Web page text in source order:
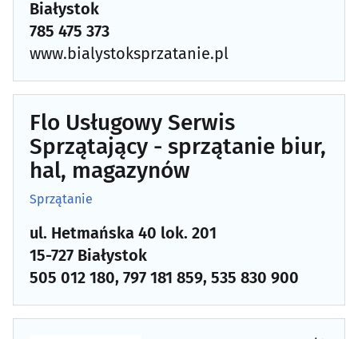
Odzież i konfekcja - producenci, hurtownie
Opieka - usługi(23)
Optyka(16)
Organizacja eventów, wesel i bankietów (12)
Ostrzenie narzędzi(3)
Piekarnie(14)
Pisanie, edycja i korekta tekstów(1)
Białystok
785 475 373
www.bialystoksprzatanie.pl
Flo Usługowy Serwis
Sprzątający - sprzątanie biur,
hal, magazynów
Sprzątanie
ul. Hetmańska 40 lok. 201
15-727 Białystok
505 012 180, 797 181 859, 535 830 900